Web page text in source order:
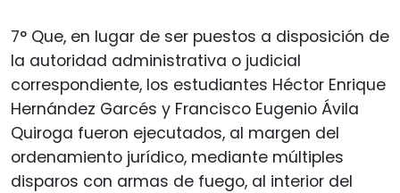
7° Que, en lugar de ser puestos a disposición de
la autoridad administrativa o judicial
correspondiente, los estudiantes Héctor Enrique
Hernández Garcés y Francisco Eugenio Ávila
Quiroga fueron ejecutados, al margen del
ordenamiento jurídico, mediante múltiples
disparos con armas de fuego, al interior del